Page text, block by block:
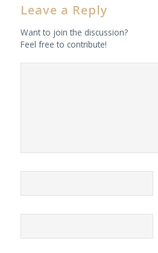
Leave a Reply
Want to join the discussion?
Feel free to contribute!